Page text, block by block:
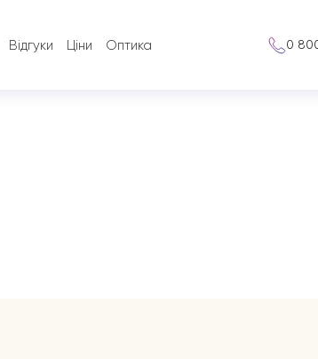
Відгуки Ціни Оптика 0
саме мені потрібна